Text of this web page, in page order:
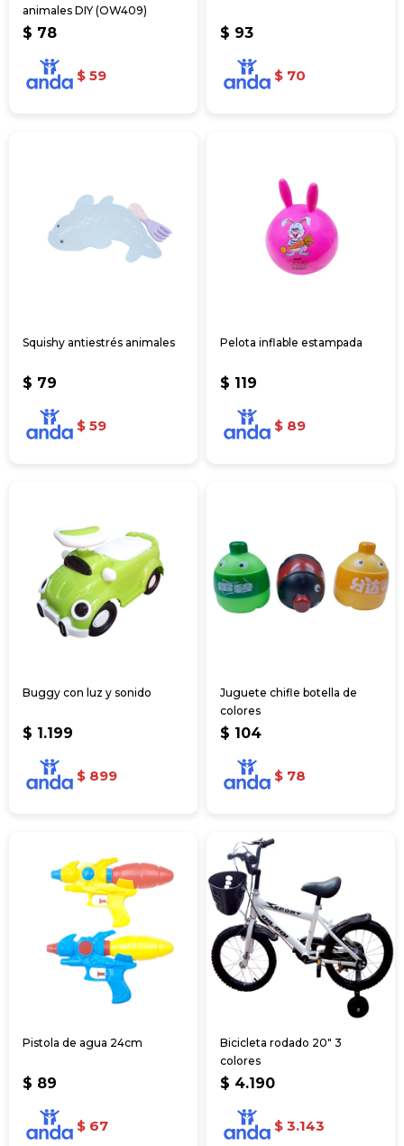
animales DIY (OW409)
$ 78
$ 59
$ 93
$ 70
Squishy antiestrés animales
$ 79
$ 59
Pelota inflable estampada
$ 119
$ 89
Buggy con luz y sonido
$ 1.199
$ 899
Juguete chifle botella de
colores
$ 104
$ 78
Pistola de agua 24cm
$ 89
$ 67
Bicicleta rodado 20" 3
colores
$ 4.190
$ 3.143